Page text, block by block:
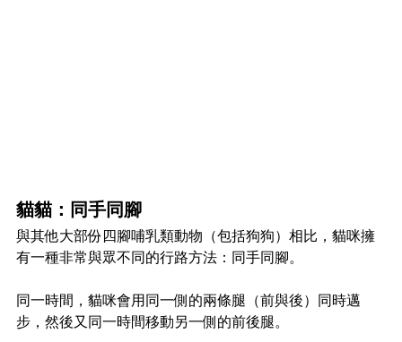
貓貓：同手同腳
與其他大部份四腳哺乳類動物（包括狗狗）相比，貓咪擁
有一種非常與眾不同的行路方法：同手同腳。
同一時間，貓咪會用同一側的兩條腿（前與後）同時邁
步，然後又同一時間移動另一側的前後腿。